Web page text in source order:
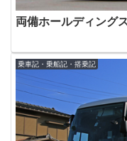
両備ホールディング
乗車記・乗船記・搭乗記